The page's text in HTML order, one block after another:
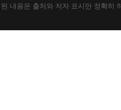
용은 출처와 저자 표시만 정확히